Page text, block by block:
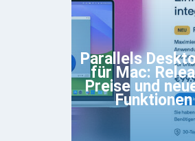
Parallels
für Mac:
Preise und
Funktionen